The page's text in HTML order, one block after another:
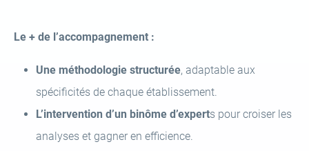
Le + de l’accompagnement :
Une méthodologie structurée, adaptable aux
spécificités de chaque établissement.
L’intervention d’un binôme d’experts pour croiser les
analyses et gagner en efficience.